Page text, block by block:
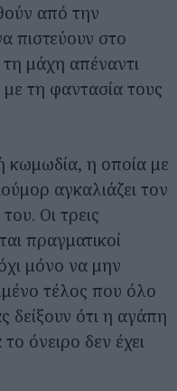
από την
πιστεύουν στο
μάχη απέναντι
τη φαντασία τους
κωμωδία, η οποία με
αγκαλιάζει τον
Οι τρεις
πραγματικοί
μόνο να μην
τέλος που όλο
δείξουν ότι η αγάπη
όνειρο δεν έχει